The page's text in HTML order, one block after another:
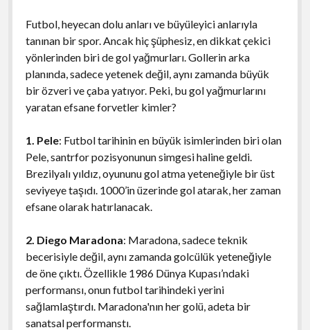
Futbol, heyecan dolu anları ve büyüleyici anlarıyla
tanınan bir spor. Ancak hiç şüphesiz, en dikkat çekici
yönlerinden biri de gol yağmurları. Gollerin arka
planında, sadece yetenek değil, aynı zamanda büyük
bir özveri ve çaba yatıyor. Peki, bu gol yağmurlarını
yaratan efsane forvetler kimler?
1. Pele: Futbol tarihinin en büyük isimlerinden biri olan
Pele, santrfor pozisyonunun simgesi haline geldi.
Brezilyalı yıldız, oyununu gol atma yeteneğiyle bir üst
seviyeye taşıdı. 1000’in üzerinde gol atarak, her zaman
efsane olarak hatırlanacak.
2. Diego Maradona: Maradona, sadece teknik
becerisiyle değil, aynı zamanda golcülük yeteneğiyle
de öne çıktı. Özellikle 1986 Dünya Kupası’ndaki
performansı, onun futbol tarihindeki yerini
sağlamlaştırdı. Maradona'nın her golü, adeta bir
sanatsal performanstı.